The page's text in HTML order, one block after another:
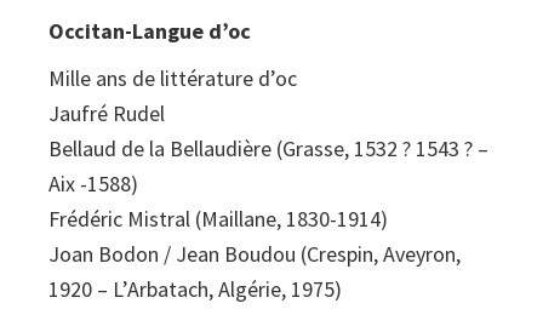
Occitan-Langue d’oc
Mille ans de littérature d’oc
Jaufré Rudel
Bellaud de la Bellaudière (Grasse, 1532 ? 1543 ? –
Aix -1588)
Frédéric Mistral (Maillane, 1830-1914)
Joan Bodon / Jean Boudou (Crespin, Aveyron,
1920 – L’Arbatach, Algérie, 1975)